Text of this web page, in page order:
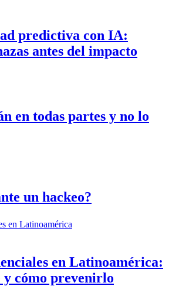
predictiva con IA:
antes del impacto
en todas partes y no lo
un hackeo?
en Latinoamérica:
y cómo prevenirlo